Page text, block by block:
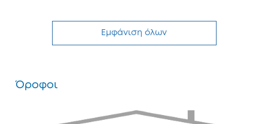
Εμφάνιση όλων
Όροφοι